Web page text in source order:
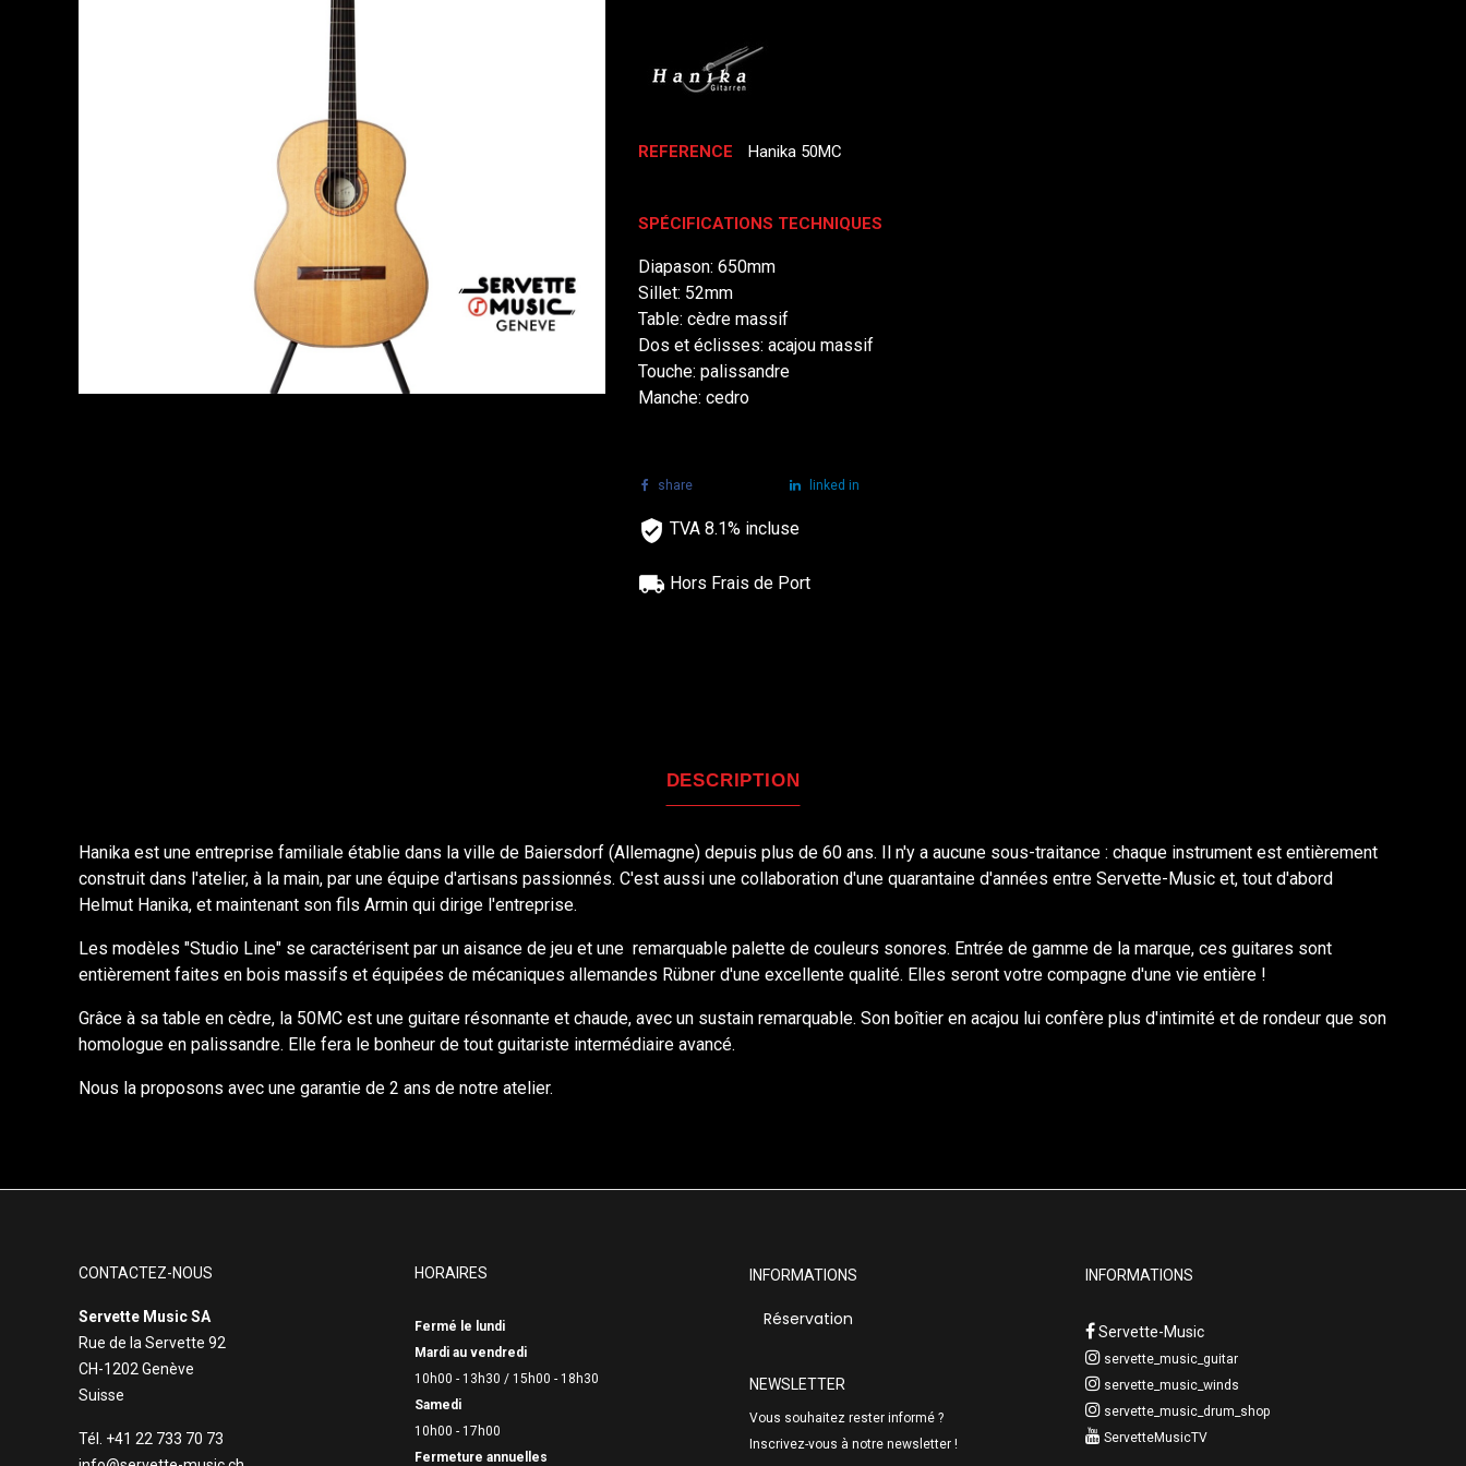
REFERENCE Hanika 50MC
SPÉCIFICATIONS TECHNIQUES
Diapason: 650mm
Sillet: 52mm
Table: cèdre massif
Dos et éclisses: acajou massif
Touche: palissandre
Manche: cedro
share linked in
TVA 8.1% incluse
Hors Frais de Port
DESCRIPTION
Hanika est une entreprise familiale établie dans la ville de Baiersdorf (Allemagne) depuis plus de 60 ans. Il n'y a aucune sous-traitance : chaque instrument est entièrement
construit dans l'atelier, à la main, par une équipe d'artisans passionnés. C'est aussi une collaboration d'une quarantaine d'années entre Servette-Music et, tout d'abord
Helmut Hanika, et maintenant son fils Armin qui dirige l'entreprise.
Les modèles "Studio Line" se caractérisent par un aisance de jeu et une remarquable palette de couleurs sonores. Entrée de gamme de la marque, ces guitares sont
entièrement faites en bois massifs et équipées de mécaniques allemandes Rübner d'une excellente qualité. Elles seront votre compagne d'une vie entière !
Grâce à sa table en cèdre, la 50MC est une guitare résonnante et chaude, avec un sustain remarquable. Son boîtier en acajou lui confère plus d'intimité et de rondeur que son
homologue en palissandre. Elle fera le bonheur de tout guitariste intermédiaire avancé.
Nous la proposons avec une garantie de 2 ans de notre atelier.
CONTACTEZ-NOUS
Servette Music SA
Rue de la Servette 92
CH-1202 Genève
Suisse
Tél. +41 22 733 70 73
HORAIRES
Fermé le lundi
Mardi au vendredi
10h00 - 13h30 /15h00 - 18h30
Samedi
10h00 - 17h00
Fermeture annuelles
INFORMATIONS
Réservation
NEWSLETTER
Vous souhaitez rester informé ?
Inscrivez-vous à notre newsletter !
INFORMATIONS
Servette-Music
servette_music_guitar
servette_music_winds
servette_music_drum_shop
ServetteMusicTV